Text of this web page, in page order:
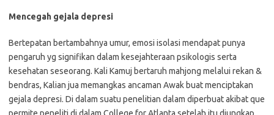
Mencegah gejala depresi
Bertepatan bertambahnya umur, emosi isolasi mendapat punya
pengaruh yg signifikan dalam kesejahteraan psikologis serta
kesehatan seseorang. Kali Kamuj bertaruh mahjong melalui rekan &
bendras, Kalian jua memangkas ancaman Awak buat menciptakan
gejala depresi. Di dalam suatu penelitian dalam diperbuat akibat que